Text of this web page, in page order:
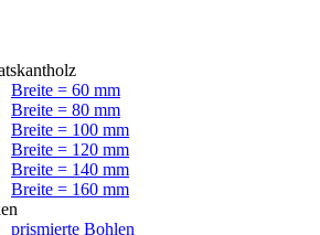
Breite = 60 mm
Breite = 80 mm
Breite = 100 mm
Breite = 120 mm
Breite = 140 mm
Breite = 160 mm
prismierte Bohlen